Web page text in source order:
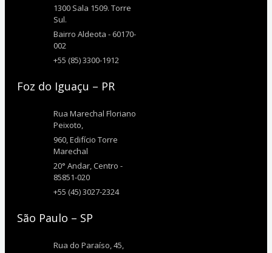
1300 Sala 1509. Torre
Sul.
Bairro Aldeota - 60170-
002
+55 (85) 3300-1912
Foz do Iguaçu – PR
Rua Marechal Floriano
Peixoto,
960, Edifício Torre
Marechal
20° Andar, Centro -
85851-020
+55 (45) 3027-2324
São Paulo – SP
Rua do Paraíso, 45,